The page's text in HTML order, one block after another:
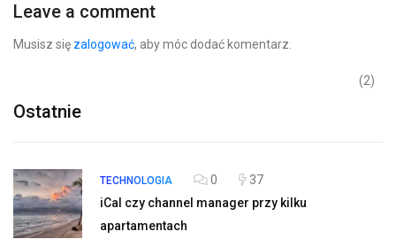
Leave a comment
Musisz się zalogować, aby móc dodać komentarz.
Ostatnie
TECHNOLOGIA 0
37
iCal czy channel manager przy kilku
apartamentach
(2)